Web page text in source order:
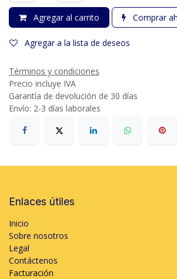
Agregar al carrito Comprar
Agregar a la lista de deseos
Términos y condiciones
Precio incluye IVA
Garantía de devolución de 30 días
Envío: 2-3 días laborales
Enlaces útiles
Inicio
Sobre nosotros
Legal
Contáctenos
Facturación